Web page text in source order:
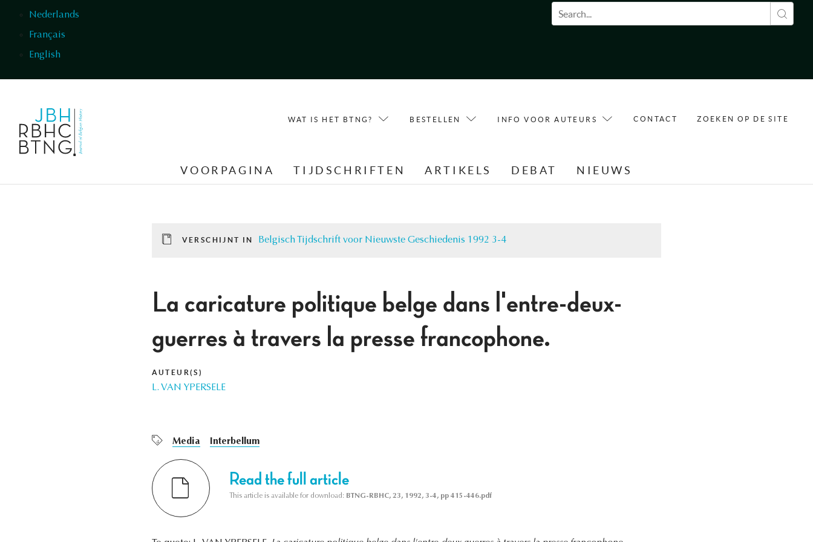
Nederlands
Français
English
Zoekveld
WAT IS HET BTNG? BESTELLEN INFO VOOR AUTEURS CONTACT ZOEKEN OP DE SITE
VOORPAGINA TIJDSCHRIFTEN ARTIKELS DEBAT NIEUWS
VERSCHIJNT IN Belgisch Tijdschrift voor Nieuwste Geschiedenis 1992 3-4
La caricature politique belge dans l'entre-deux-
guerres à travers la presse francophone.
AUTEUR(S)
L. VAN YPERSELE
Media Interbellum
Read the full article
This article is available for download: BTNG-RBHC, 23, 1992, 3-4, pp 415-446.pdf